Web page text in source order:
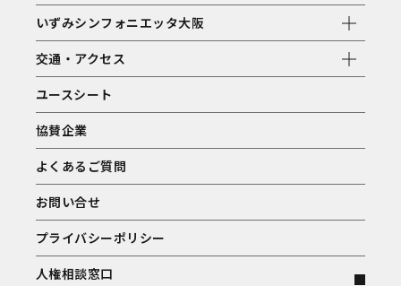
いずみシンフォニエッタ大阪
交通・アクセス
ユースシート
協賛企業
よくあるご質問
お問い合せ
プライバシーポリシー
人権相談窓口